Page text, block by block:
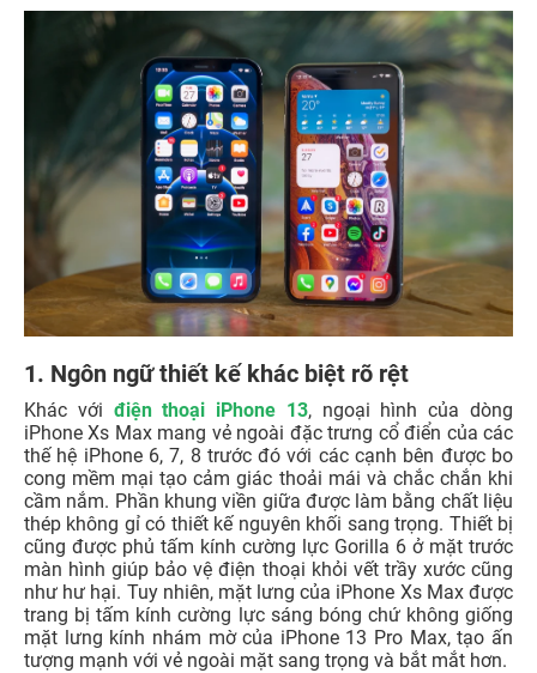
1. Ngôn ngữ thiết kế khác biệt rõ rệt
Khác với điện thoại iPhone 13, ngoại hình của dòng
iPhone Xs Max mang vẻ ngoài đặc trưng cổ điển của các
thế hệ iPhone 6, 7, 8 trước đó với các cạnh bên được bo
cong mềm mại tạo cảm giác thoải mái và chắc chắn khi
cầm nắm. Phần khung viền giữa được làm bằng chất liệu
thép không gỉ có thiết kế nguyên khối sang trọng. Thiết bị
cũng được phủ tấm kính cường lực Gorilla 6 ở mặt trước
màn hình giúp bảo vệ điện thoại khỏi vết trầy xước cũng
như hư hại. Tuy nhiên, mặt lưng của iPhone Xs Max được
trang bị tấm kính cường lực sáng bóng chứ không giống
mặt lưng kính nhám mờ của iPhone 13 Pro Max, tạo ấn
tượng mạnh với vẻ ngoài mặt sang trọng và bắt mắt hơn.